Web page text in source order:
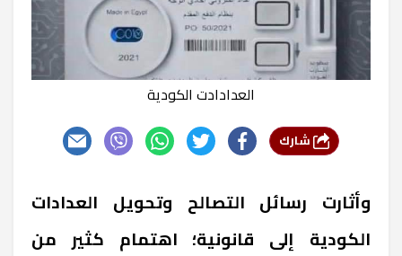
العدادادت الكودية
وأثارت رسائل التصالح وتحويل العدادات
الكودية إلى قانونية؛ اهتمام كثير من